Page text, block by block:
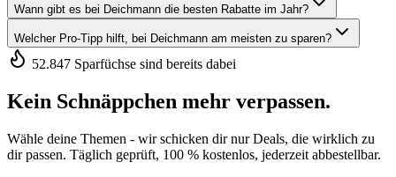
Wann gibt es bei Deichmann die besten Rabatte im Jahr?
Welcher Pro-Tipp hilft, bei Deichmann am meisten zu sparen?
52.847 Sparfüchse sind bereits dabei
Kein Schnäppchen mehr verpassen.
Wähle deine Themen - wir schicken dir nur Deals, die wirklich zu
dir passen. Täglich geprüft, 100 % kostenlos, jederzeit abbestellbar.